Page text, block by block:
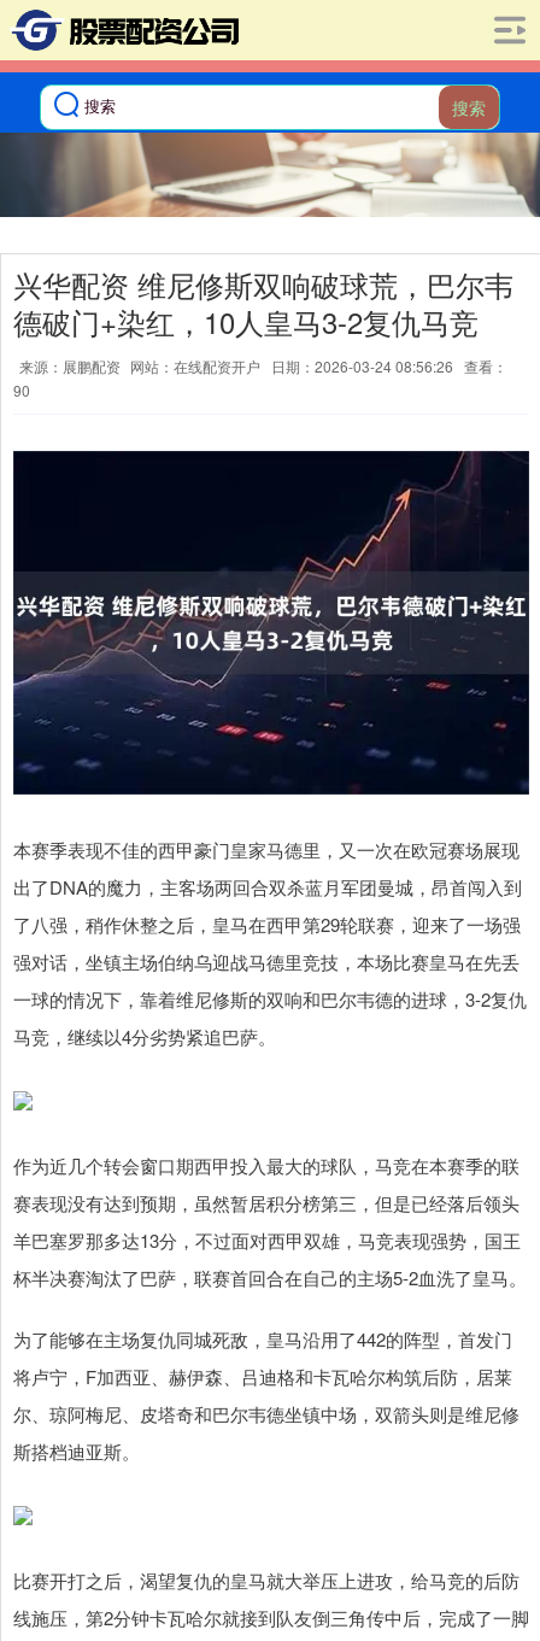
搜索
兴华配资 维尼修斯双响破球荒，巴尔韦
德破门+染红，10人皇马3-2复仇马竞
来源：展鹏配资 网站：在线配资开户 日期：2026-03-24 08:56:26 查看：
90
本赛季表现不佳的西甲豪门皇家马德里，又一次在欧冠赛场展现
出了DNA的魔力，主客场两回合双杀蓝月军团曼城，昂首闯入到
了八强，稍作休整之后，皇马在西甲第29轮联赛，迎来了一场强
强对话，坐镇主场伯纳乌迎战马德里竞技，本场比赛皇马在先丢
一球的情况下，靠着维尼修斯的双响和巴尔韦德的进球，3-2复仇
马竞，继续以4分劣势紧追巴萨。
作为近几个转会窗口期西甲投入最大的球队，马竞在本赛季的联
赛表现没有达到预期，虽然暂居积分榜第三，但是已经落后领头
羊巴塞罗那多达13分，不过面对西甲双雄，马竞表现强势，国王
杯半决赛淘汰了巴萨，联赛首回合在自己的主场5-2血洗了皇马。
为了能够在主场复仇同城死敌，皇马沿用了442的阵型，首发门
将卢宁，F加西亚、赫伊森、吕迪格和卡瓦哈尔构筑后防，居莱
尔、琼阿梅尼、皮塔奇和巴尔韦德坐镇中场，双箭头则是维尼修
斯搭档迪亚斯。
比赛开打之后，渴望复仇的皇马就大举压上进攻，给马竞的后防
线施压，第2分钟卡瓦哈尔就接到队友倒三角传中后，完成了一脚